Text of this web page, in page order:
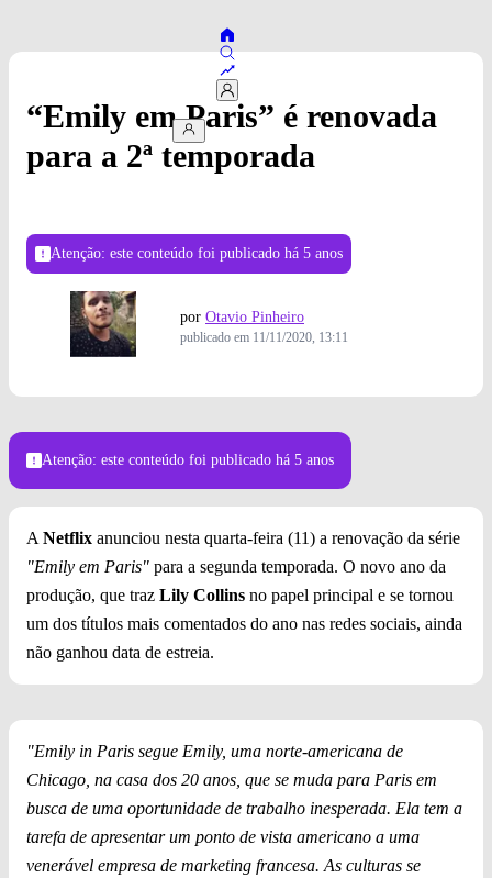
“Emily em Paris” é renovada
para a 2ª temporada
Atenção: este conteúdo foi publicado há 5 anos
por Otavio Pinheiro
publicado em 11/11/2020, 13:11
Atenção: este conteúdo foi publicado há 5 anos
A Netflix anunciou nesta quarta-feira (11) a renovação da série
"Emily em Paris" para a segunda temporada. O novo ano da
produção, que traz Lily Collins no papel principal e se tornou
um dos títulos mais comentados do ano nas redes sociais, ainda
não ganhou data de estreia.
"Emily in Paris segue Emily, uma norte-americana de
Chicago, na casa dos 20 anos, que se muda para Paris em
busca de uma oportunidade de trabalho inesperada. Ela tem a
tarefa de apresentar um ponto de vista americano a uma
venerável empresa de marketing francesa. As culturas se